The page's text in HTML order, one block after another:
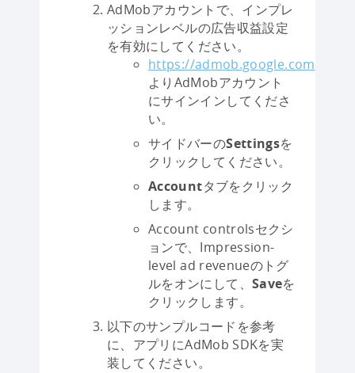
AdMobアカウントで、インプレ
ッションレベルの広告収益設定
を有効にしてください。
https://admob.google.com
よりAdMobアカウント
にサインインしてくださ
い。
サイドバーのSettingsを
クリックしてください。
Accountタブをクリック
します。
Account controlsセクシ
ョンで、Impression-
level ad revenueのトグ
ルをオンにして、 Saveを
クリックします。
以下のサンプルコードを参考
に、アプリにAdMob SDKを実
装してください。